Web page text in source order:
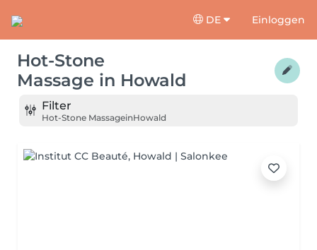
DE Einloggen
Hot-Stone
Massage in Howald
Filter
Hot-Stone MassageinHowald